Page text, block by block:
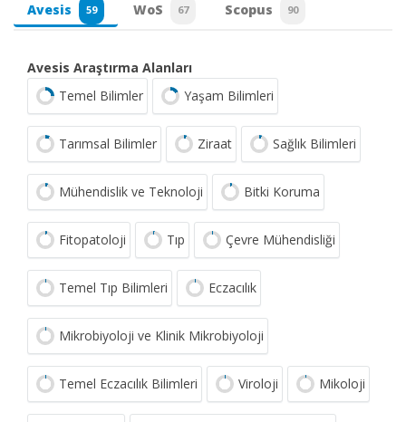
Avesis 59 WoS 67 Scopus 90
Avesis Araştırma Alanları
Temel Bilimler
Yaşam Bilimleri
Tarımsal Bilimler Ziraat Sağlık Bilimleri
Mühendislik ve Teknoloji Bitki Koruma
Fitopatoloji Tıp Çevre Mühendisliği
Temel Tıp Bilimleri Eczacılık
Mikrobiyoloji ve Klinik Mikrobiyoloji
Temel Eczacılık Bilimleri Viroloji Mikoloji